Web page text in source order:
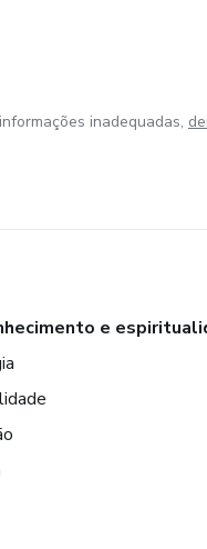
inadequadas,
e